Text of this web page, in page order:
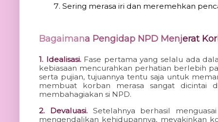
Sering merasa iri dan meremehkan
Bagaimana Pengidap NPD Menjerat
1. Idealisasi. Fase pertama yang selalu ada
kebiasaan mencurahkan perhatian berlebih
serta pujian, tujuannya tentu saja untuk
membuat korban merasa sangat dicintai
membahagiakan si NPD.
2. Devaluasi. Setelahnya berhasil
mengendalikan kehidupannya, meyakinkan